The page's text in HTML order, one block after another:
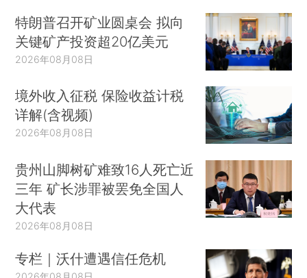
特朗普召开矿业圆桌会 拟向
关键矿产投资超20亿美元
2026年08月08日
境外收入征税 保险收益计税
详解(含视频)
2026年08月08日
贵州山脚树矿难致16人死亡近
三年 矿长涉罪被罢免全国人
大代表
2026年08月08日
专栏｜沃什遭遇信任危机